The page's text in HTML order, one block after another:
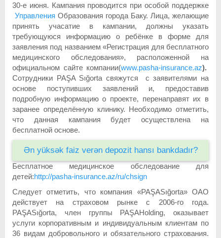
30-е июня. Кампания проводится при особой поддержке
Управления Образования города Баку. Лица, желающие
принять учасатие в кампании, должны указать
требующуюся информацию о ребёнке в форме для
заявления под названием «Регистрация для бесплатного
медицинского обследования», расположенной на
официальном сайте компании(www.pasha-insurance.az).
Сотрудники PAŞA Sığorta свяжутся с заявителями на
основе поступивших заявлений и, предоставив
подробную информацию о проекте, перенаправят их в
заранее определённую клинику. Необходимо отметить,
что данная кампания будет осуществлена на
бесплатной основе.
Ən yüksək faiz verən depozit hansı bankdadır?
Бесплатное медицинское обследование для
детей:http://pasha-insurance.az/ru/chsign
Следует отметить, что компания «PAŞASığorta» ОАО
действует на страховом рынке с 2006-го года.
PAŞASığorta, член группы PAŞAHolding, оказывает
услуги корпоративным и индивидуальным клиентам по
36 видам добровольного и обязательного страхования.